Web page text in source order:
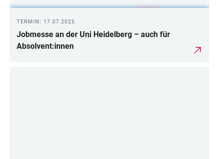
TERMIN: 17.07.2025
Jobmesse an der Uni Heidelberg – auch für
Absolvent:innen